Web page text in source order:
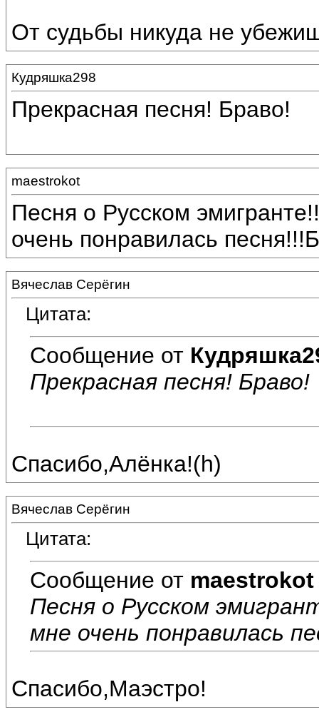
От судьбы никуда не
Кудряшка298
Прекрасная песня! Браво!
maestrokot
Песня о Русском
очень понравилась
Вячеслав Серёгин
Цитата:
Сообщение от
Прекрасная песня! Браво!
Спасибо,Алёнка!(h)
Вячеслав Серёгин
Цитата:
Сообщение от maestrokot
Песня о Русском
мне очень понравилась
Спасибо,Маэстро!